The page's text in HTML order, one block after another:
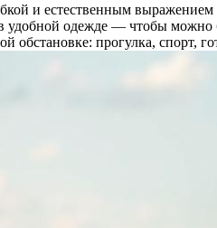
и естественным выражением
удобной одежде — чтобы можно
обстановке: прогулка, спорт,